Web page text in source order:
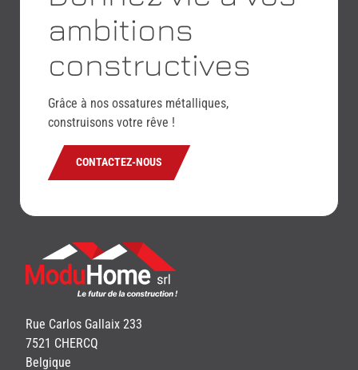
ambitions
constructives
Grâce à nos ossatures métalliques,
construisons votre rêve !
CONTACTEZ-NOUS
Rue Carlos Gallaix 233
7521 CHERCQ
Belgique